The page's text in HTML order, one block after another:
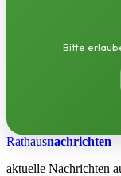
Bitte
Rathausnachrichten
aktuelle Nachrichten